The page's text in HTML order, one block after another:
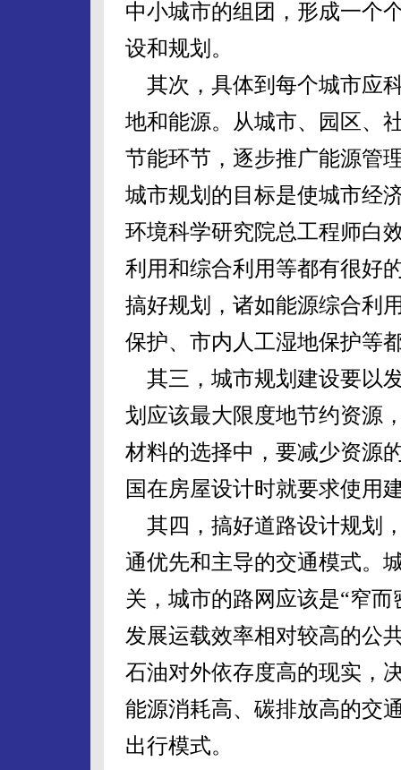
中小城市的组团，形成一个
设和规划。
其次，具体到每个城市应
地和能源。从城市、园区、
节能环节，逐步推广能源管
城市规划的目标是使城市经
环境科学研究院总工程师白
利用和综合利用等都有很好
搞好规划，诸如能源综合利
保护、市内人工湿地保护等
其三，城市规划建设要以
划应该最大限度地节约资源
材料的选择中，要减少资源
国在房屋设计时就要求使用
其四，搞好道路设计规划
通优先和主导的交通模式。
关，城市的路网应该是“窄
发展运载效率相对较高的公
石油对外依存度高的现实，
能源消耗高、碳排放高的交
出行模式。